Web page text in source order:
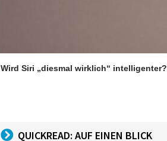
Wird Siri „diesmal wirklich“ intelligenter?
QUICKREAD: AUF EINEN BLICK